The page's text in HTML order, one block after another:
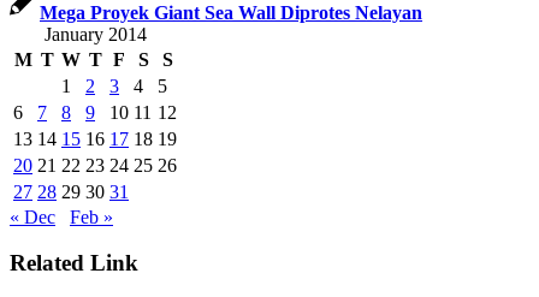
Mega Proyek Giant Sea Wall Diprotes Nelayan
January 2014
M T W T F S
S
1
2 3 4
5
6
7 8 9 10 11 12
13 14 15 16 17 18 19
20 21 22 23 24 25 26
27 28 29 30 31
« Dec
Feb »
Related Link